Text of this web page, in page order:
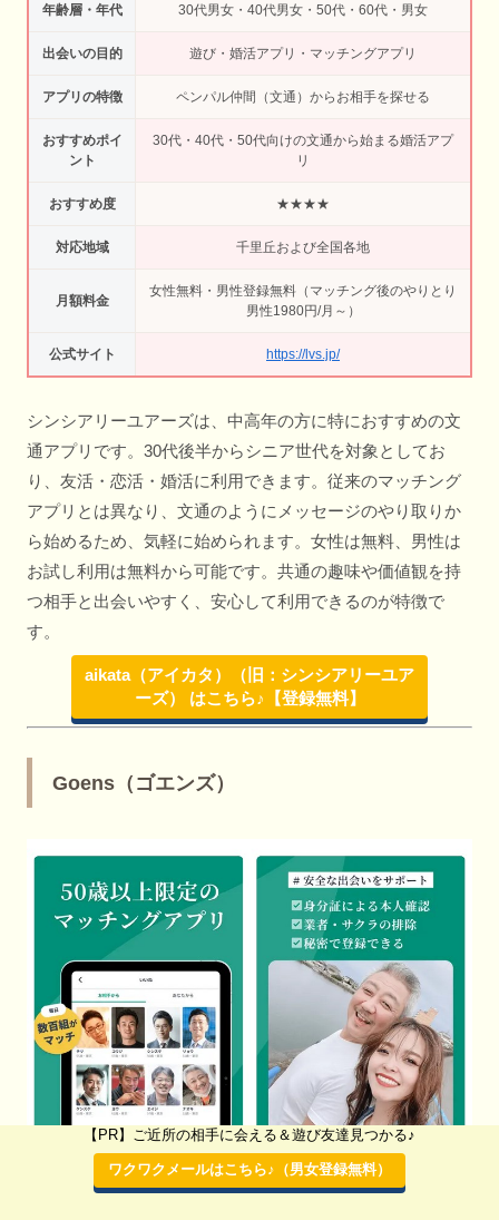
年齢層・年代 30代男女・40代男女・50代・60代・男女
出会いの目的 遊び・婚活アプリ・マッチングアプリ
アプリの特徴 ペンパル仲間（文通）からお相手を探せる
おすすめポイ
ント
30代・40代・50代向けの文通から始まる婚活アプ
リ
おすすめ度 ★★★★
対応地域 千里丘および全国各地
月額料金
女性無料・男性登録無料（マッチング後のやりとり
男性1980円/月～）
公式サイト https://lvs.jp/
シンシアリーユアーズは、中高年の方に特におすすめの文
通アプリです。30代後半からシニア世代を対象としてお
り、友活・恋活・婚活に利用できます。従来のマッチング
アプリとは異なり、文通のようにメッセージのやり取りか
ら始めるため、気軽に始められます。女性は無料、男性は
お試し利用は無料から可能です。共通の趣味や価値観を持
つ相手と出会いやすく、安心して利用できるのが特徴で
す。
aikata（アイカタ）（旧：シンシアリーユア
ーズ） はこちら♪【登録無料】
Goens（ゴエンズ）
口コミ：Goens（ゴエンズ） 評判
【PR】ご近所の相手に会える＆遊び友達見つかる♪
ワクワクメールはこちら♪（男女登録無料）